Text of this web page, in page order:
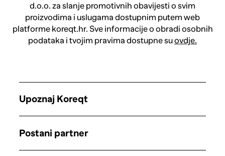
d.o.o. za slanje promotivnih obavijesti o svim
proizvodima i uslugama dostupnim putem web
platforme koreqt.hr. Sve informacije o obradi osobnih
podataka i tvojim pravima dostupne suovdje.
Upoznaj Koreqt
Postani partner